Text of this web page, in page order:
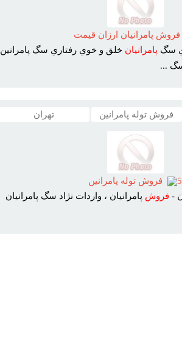
فروش پامرانيان ارزان قيمت
سگ پامرانيان خلق و خوي رفتاري سگ پامرانين
...
فروش توله پامرانین تهران
5
فروش توله پامرانين
- فروش پامرانيان ، واردات نژاد سگ پامرانيان